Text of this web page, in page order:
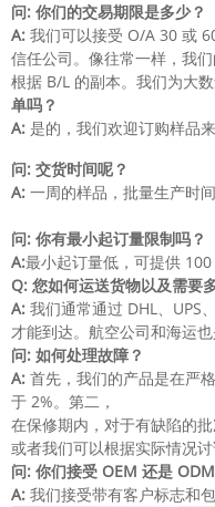
问: 你们的交易期限是多少？
A: 我们可以接受 O/A 30 或
信任公司。像往常一样，我
根据 B/L 的副本。我们为大数
单吗？
A: 是的，我们欢迎订购样品
问: 交货时间呢？
A: 一周的样品，批量生产时
问: 你有最小起订量限制吗？
A:最小起订量低，可提供 100
Q: 您如何运送货物以及需要
A: 我们通常通过 DHL、UPS
才能到达。航空公司和海运也
问: 如何处理故障？
A: 首先，我们的产品是在严
于 2%。第二，
在保修期内，对于有缺陷的
或者我们可以根据实际情况
问: 你们接受 OEM 还是
A: 我们接受带有客户标志和